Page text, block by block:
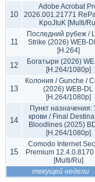
10
Adobe Acrobat
2026.001.21771
KpoJIuK [Multi/
11
Последний рубеж /
Strike (2026) WEB-
[H.264]
12
Богатыри (2026)
[H.264/1080p]
13
Колония / Gunche /
(2026) WEB-DL
[H.264/1080p]
14
Пункт назначения:
крови / Final
Bloodlines (2025)
[H.264/1080p]
15
Comodo Internet
Premium 12.4.0.8170
[Multi/Ru]
текущей недели